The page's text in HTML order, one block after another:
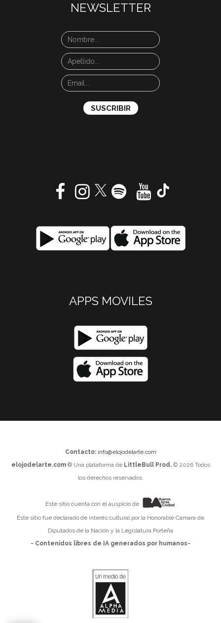
NEWSLETTER
APPS MOVILES
Contacto: info@elojodelarte.com
elojodelarte.com® Una plataforma de LittleBull Prod.© 2026 Todos
los derechos reservados.
Este sitio cuenta con el auspicio de
Este sitio fue declarado de interés cultural por la Honorable Cámara de
Diputados de la Nación y la Legislatura Porteña
- Contenidos libres de IA generados por humanos-